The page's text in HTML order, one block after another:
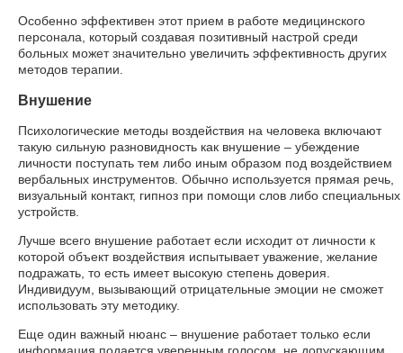
Особенно эффективен этот прием в работе медицинского
персонала, который создавая позитивный настрой среди
больных может значительно увеличить эффективность других
методов терапии.
Внушение
Психологические методы воздействия на человека включают
такую сильную разновидность как внушение – убеждение
личности поступать тем либо иным образом под воздействием
вербальных инструментов. Обычно используется прямая речь,
визуальный контакт, гипноз при помощи слов либо специальных
устройств.
Лучше всего внушение работает если исходит от личности к
которой объект воздействия испытывает уважение, желание
подражать, то есть имеет высокую степень доверия.
Индивидуум, вызывающий отрицательные эмоции не сможет
использовать эту методику.
Еще один важный нюанс – внушение работает только если